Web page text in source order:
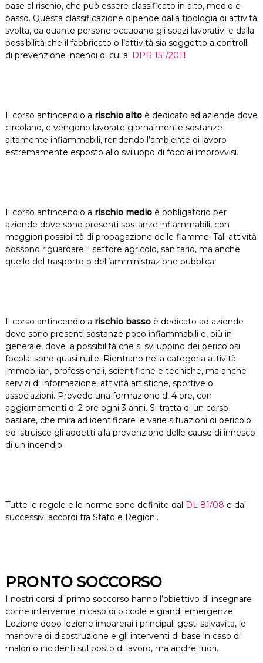
base al rischio, che può essere classificato in alto, medio e
basso. Questa classificazione dipende dalla tipologia di attività
svolta, da quante persone occupano gli spazi lavorativi e dalla
possibilità che il fabbricato o l’attività sia soggetto a controlli
di prevenzione incendi di cui al DPR 151/2011.
Il corso antincendio a rischio altoè dedicato ad aziende dove
circolano, e vengono lavorate giornalmente sostanze
altamente infiammabili, rendendo l’ambiente di lavoro
estremamente esposto allo sviluppo di focolai improvvisi.
Il corso antincendio a rischio medioè obbligatorio per
aziende dove sono presenti sostanze infiammabili, con
maggiori possibilità di propagazione delle fiamme. Tali attività
possono riguardare il settore agricolo, sanitario, ma anche
quello del trasporto o dell’amministrazione pubblica.
Il corso antincendio a rischio bassoè dedicato ad aziende
dove sono presenti sostanze poco infiammabili e, più in
generale, dove la possibilità che si sviluppino dei pericolosi
focolai sono quasi nulle. Rientrano nella categoria attività
immobiliari, professionali, scientifiche e tecniche, ma anche
servizi di informazione, attività artistiche, sportive o
associazioni. Prevede una formazione di 4 ore, con
aggiornamenti di 2 ore ogni 3 anni. Si tratta di un corso
basilare, che mira ad identificare le varie situazioni di pericolo
ed istruisce gli addetti alla prevenzione delle cause di innesco
di un incendio.
Tutte le regole e le norme sono definite dal DL 81/08 e dai
successivi accordi tra Stato e Regioni.
PRONTO SOCCORSO
I nostri corsi di primo soccorso hanno l’obiettivo di insegnare
come intervenire in caso di piccole e grandi emergenze.
Lezione dopo lezione imparerai i principali gesti salvavita, le
manovre di disostruzione e gli interventi di base in caso di
malori o incidenti sul posto di lavoro, ma anche fuori.